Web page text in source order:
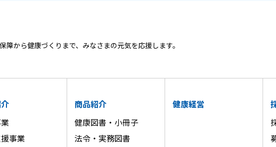
障から健康づくりまで、 みなさまの元気を応援します。
事業
商品紹介
健康図書・小冊子
法令・実務図書
健康経営